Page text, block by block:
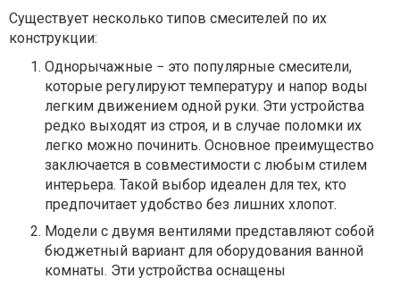
Существует несколько типов смесителей по их
конструкции:
Однорычажные − это популярные смесители,
которые регулируют температуру и напор воды
легким движением одной руки. Эти устройства
редко выходят из строя, и в случае поломки их
легко можно починить. Основное преимущество
заключается в совместимости с любым стилем
интерьера. Такой выбор идеален для тех, кто
предпочитает удобство без лишних хлопот.
Модели с двумя вентилями представляют собой
бюджетный вариант для оборудования ванной
комнаты. Эти устройства оснащены